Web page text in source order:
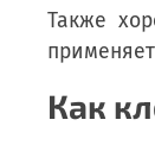
Также
Как